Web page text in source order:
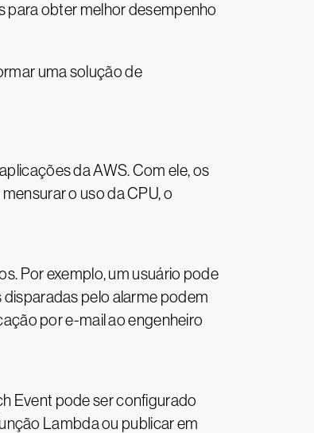
para obter melhor desempenho
uma solução de
da AWS. Com ele, os
o uso da CPU, o
Por exemplo, um usuário pode
pelo alarme podem
por e-mail ao engenheiro
Event pode ser configurado
Lambda ou publicar em